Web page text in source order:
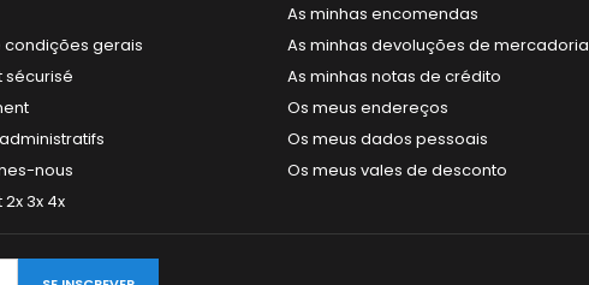
condições gerais
sécurisé
nous
3x 4x
As minhas encomendas
As minhas devoluções de mercadoria
As minhas notas de crédito
Os meus endereços
Os meus dados pessoais
Os meus vales de desconto